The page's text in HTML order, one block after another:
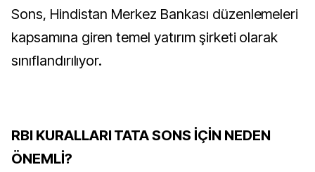
Sons, Hindistan Merkez Bankası düzenlemeleri
kapsamına giren temel yatırım şirketi olarak
sınıflandırılıyor.
RBI KURALLARI TATA SONS İÇİN NEDEN
ÖNEMLİ?